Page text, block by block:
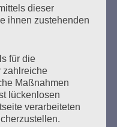
dieser
ihnen zustehenden
für die
zahlreiche
Maßnahmen
lückenlosen
verarbeiteten